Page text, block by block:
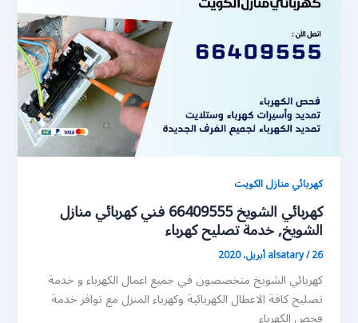
كهربائي منازل الكويت
كهربائي الشويخ 66409555 فني كهربائي منازل
الشويخ, خدمة تصليح كهرباء
alsatary/26 أبريل، 2020
كهربائي الشويخ متخصصون في جميع اعمال الكهرباء و خدمة
تصليح كافة الاعطال الكهربائية وكهرباء المنزل مع توافر خدمة